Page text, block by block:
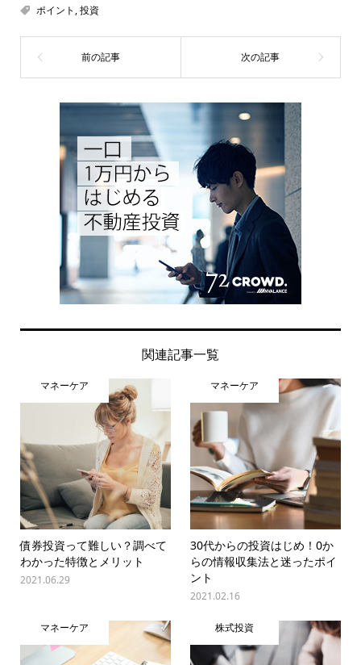
ポイント,投資
関連記事一覧
マネーケア
債券投資って難しい？調べて
わかった特徴とメリット
2021.06.29
マネーケア
30代からの投資はじめ！0か
らの情報収集法と迷ったポイ
ント
2021.02.16
マネーケア 株式投資